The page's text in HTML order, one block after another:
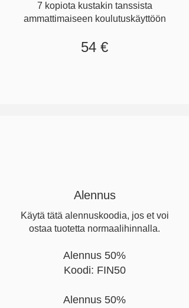
7 kopiota kustakin tanssista
ammattimaiseen koulutuskäyttöön
54 €
Alennus
Käytä tätä alennuskoodia, jos et voi
ostaa tuotetta normaalihinnalla.
Alennus 50%
Koodi: FIN50
Alennus 50%